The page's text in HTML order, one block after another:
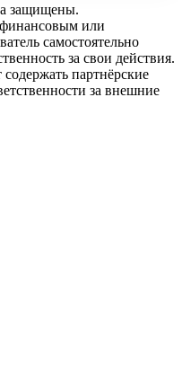
защищены.
финансовым или
самостоятельно
за свои действия.
партнёрские
за внешние